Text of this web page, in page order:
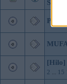
[Hilo]
2 ... 15